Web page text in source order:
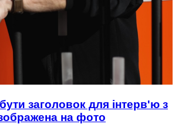
заголовок для інтерв'ю з
на фото